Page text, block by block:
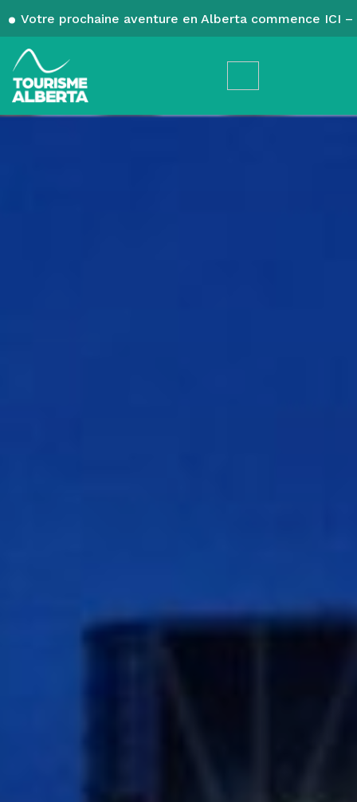
Votre prochaine aventure en Alberta commence ICI